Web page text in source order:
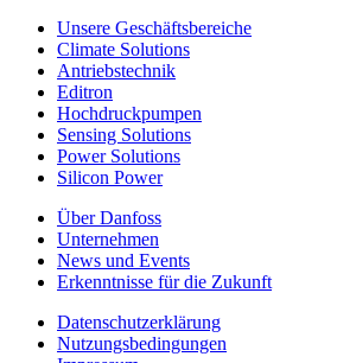
Unsere Geschäftsbereiche
Climate Solutions
Antriebstechnik
Editron
Hochdruckpumpen
Sensing Solutions
Power Solutions
Silicon Power
Über Danfoss
Unternehmen
News und Events
Erkenntnisse für die Zukunft
Datenschutzerklärung
Nutzungsbedingungen